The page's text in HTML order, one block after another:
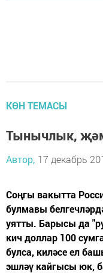
КӨН ТЕМАСЫ
Тынычлык,
Автор, 17 декабрь
Соңгы вакытта
булмавы
уятты. Барысы да
кич доллар 100
булса, киләсе ел
эшләү кайгысы юк,